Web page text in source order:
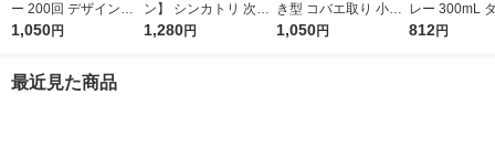
ー 200回 デザイン缶
無香料 12時間持続 蚊
ンチョー
1,050円
ン】 シンカトリ 次世
代型 屋内蚊取り 電源
1,280円
き型 コバエ取り 小蝿
駆除 対策 退治 殺虫剤
1,050円
レー 300mL
スプレー 殺虫
812円
最近見た商品